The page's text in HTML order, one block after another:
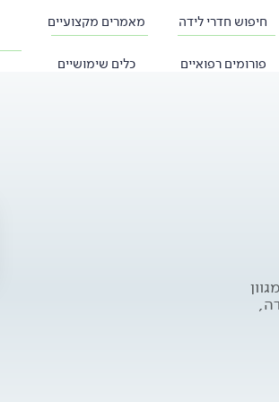
חיפוש חדרי לידה מאמרים מקצועיים
פורומים רפואיים כלים שימושיים